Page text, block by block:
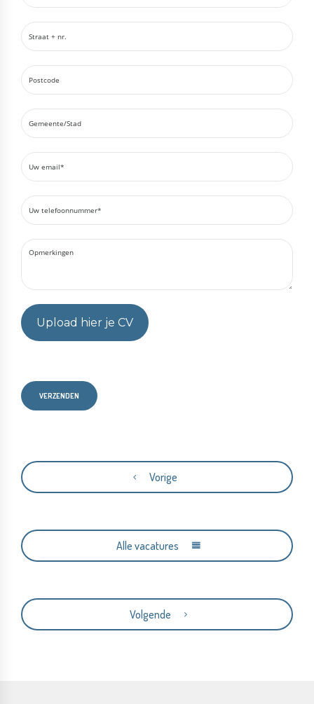
Upload hier je CV
Vorige
Alle vacatures
Volgende